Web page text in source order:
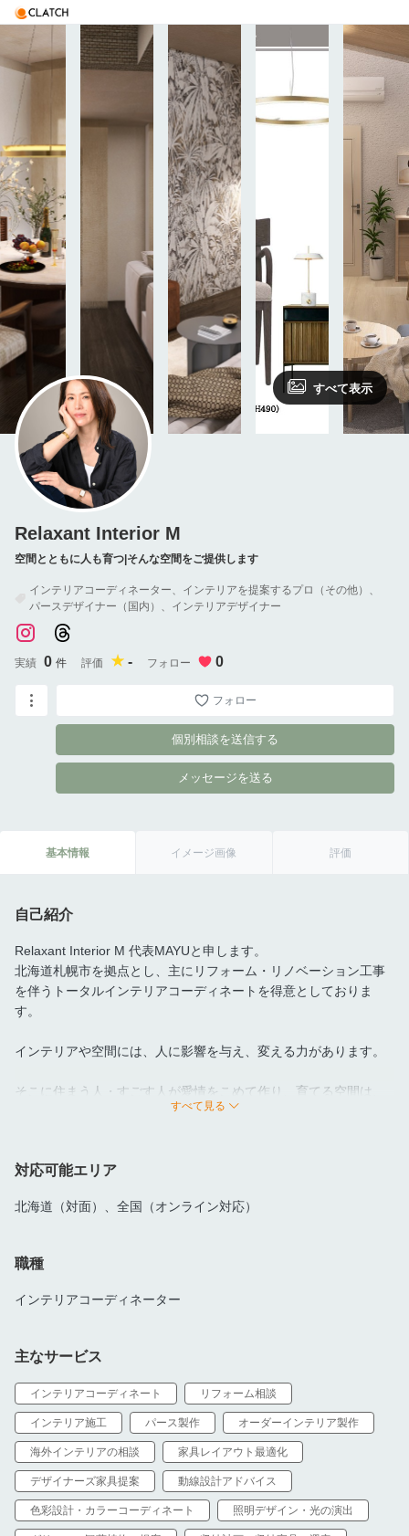
すべて表示
Relaxant Interior M
空間とともに人も育つ|そんな空間をご提供します
インテリアコーディネーター、インテリアを提案するプロ（その他）、
パースデザイナー（国内）、インテリアデザイナー
実績 0 件 評価 - フォロー 0
フォロー
個別相談を送信する
メッセージを送る
基本情報 イメージ画像 評価
自己紹介
Relaxant Interior M 代表MAYUと申します。
北海道札幌市を拠点とし、主にリフォーム・リノベーション工事
を伴うトータルインテリアコーディネートを得意としておりま
す。
インテリアや空間には、人に影響を与え、変える力があります。
そこに住まう人・すごす人が愛情をこめて作り、育てる空間は、
また空間からもパワーというお返しが返ってくる......さまざまなリ
〇リフォーム・リノベーションで住まいの基をととのえ、家具や
大切にしているのは、完成した瞬間の美しさだけではなく、住ま
しの変化に、空間がきちんと寄り添い、あなたとご家族の世界が
美しく整うよう、一緒に理想の区間づくりを始めてみましょう。
■できること
お客様のご要望に沿ったコンセプト立案とご予算に合わせたイン
テリア設計、レイアウト・動線計画、内装デザイン、家具・カー
すべて見る
対応可能エリア
北海道（対面）、全国（オンライン対応）
職種
インテリアコーディネーター
主なサービス
インテリアコーディネート リフォーム相談
インテリア施工 パース製作 オーダーインテリア製作
海外インテリアの相談 家具レイアウト最適化
デザイナーズ家具提案 動線設計アドバイス
色彩設計・カラーコーディネート 照明デザイン・光の演出